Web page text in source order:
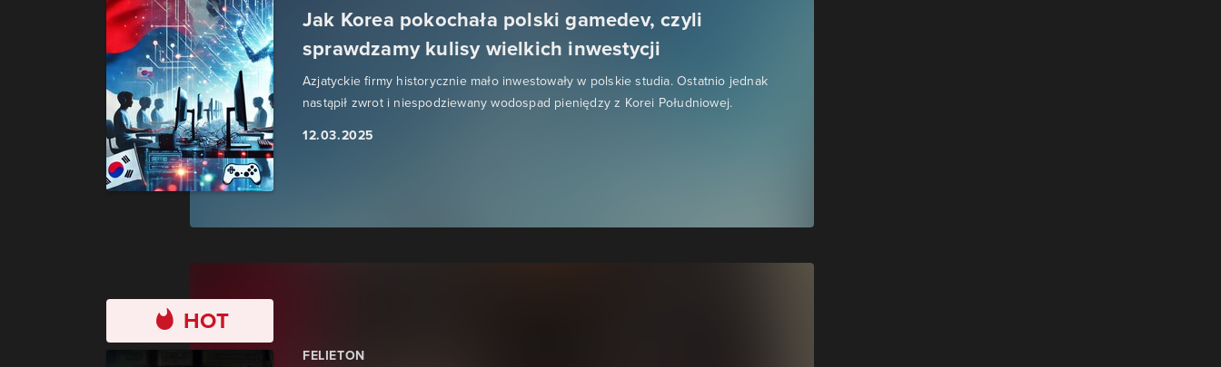
Jak Korea pokochała polski gamedev, czyli
sprawdzamy kulisy wielkich inwestycji
Azjatyckie firmy historycznie mało inwestowały w polskie studia. Ostatnio jednak
nastąpił zwrot i niespodziewany wodospad pieniędzy z Korei Południowej.
12.03.2025
HOT
FELIETON